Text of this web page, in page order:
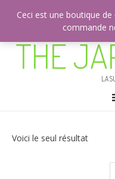
CONTACTEZ-
THÉ
LA
Voici le seul résultat
Ceci est une boutique
commande